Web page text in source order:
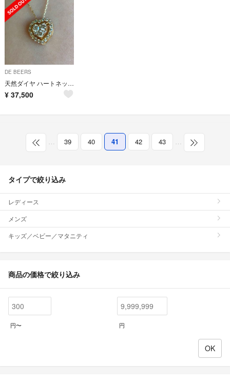
DE BEERS
天然ダイヤ ハートネックレス
¥ 37,500
… 39 40 41 42 43 …
タイプで絞り込み
レディース
メンズ
キッズ／ベビー／マタニティ
商品の価格で絞り込み
円〜 円